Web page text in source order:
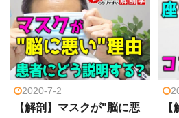
2020-7-2
【解剖】マスクが"脳に悪